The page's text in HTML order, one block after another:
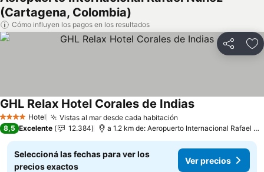
(Cartagena, Colombia)
Cómo influyen los pagos en los resultados
Compartir
4 EstrellasHotel Vistas al mar desde cada habitación
GHL Relax Hotel Corales de Indias
8,5 Excelente 12.384 a 1.2 km de: Aeropuerto Internacional Rafael Núñez
Seleccioná las fechas para ver los
precios exactos
Ver precios